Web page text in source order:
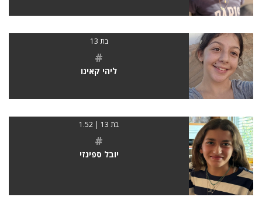
בת 13
#
ליהי קאינו
בת 13 | 1.52
#
יובל ספינזי